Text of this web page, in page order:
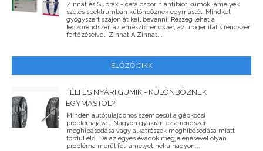
Zinnat és Suprax - cefalosporin antibiotikumok, amelyek
széles spektrumban különböznek egymástól. Mindkét
gyógyszert szájon át kell bevenni. Részeg lehet a
légzőrendszer, az emésztőrendszer, az urogenitális rendszer
fertőzéseivel. Zinnat A Zinnat...
ELŐZŐ CIKK
TÉLI ÉS NYÁRI GUMIK - KÜLÖNBÖZNEK
EGYMÁSTÓL?
Minden autótulajdonos szembesül a gépkocsi
problémájával. Nagyon gyakran ez a rendszer
meghibásodása vagy alkatrészek meghibásodása miatt
fordul elő. De az egyes évadok megjelenésével olyan
probléma merül fel, amelyet néha nagyon...